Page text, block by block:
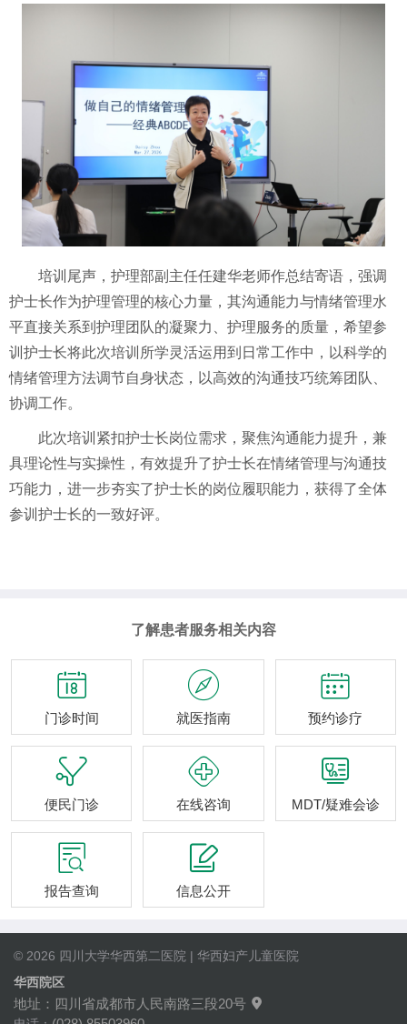
培训尾声，护理部副主任任建华老师作总结寄语，强调
护士长作为护理管理的核心力量，其沟通能力与情绪管理水
平直接关系到护理团队的凝聚力、护理服务的质量，希望参
训护士长将此次培训所学灵活运用到日常工作中，以科学的
情绪管理方法调节自身状态，以高效的沟通技巧统筹团队、
协调工作。
此次培训紧扣护士长岗位需求，聚焦沟通能力提升，兼
具理论性与实操性，有效提升了护士长在情绪管理与沟通技
巧能力，进一步夯实了护士长的岗位履职能力，获得了全体
参训护士长的一致好评。
了解患者服务相关内容

门诊时间

就医指南

预约诊疗

便民门诊

在线咨询

MDT/疑难会诊

报告查询

信息公开
© 2026 四川大学华西第二医院 | 华西妇产儿童医院
华西院区
地址：四川省成都市人民南路三段20号 